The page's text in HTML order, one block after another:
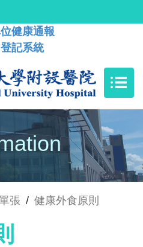
健康通報
記系統
張 / 健康外食原則